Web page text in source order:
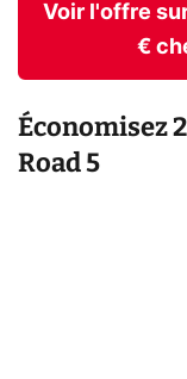
Voir l'offre
€
Économisez
Road 5